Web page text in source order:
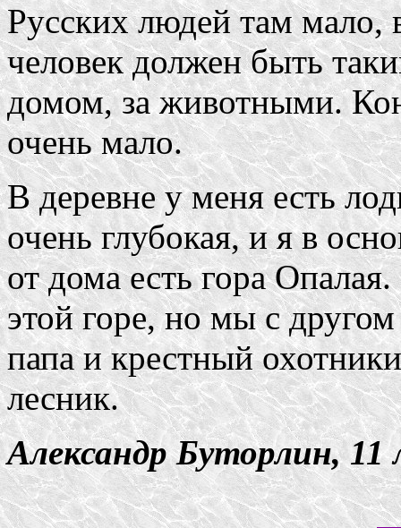
Русских людей там мало,
человек должен быть
домом, за животными.
очень мало.
В деревне у меня есть
очень глубокая, и я в
от дома есть гора
этой горе, но мы с
папа и крестный
лесник.
Александр Буторлин, 11